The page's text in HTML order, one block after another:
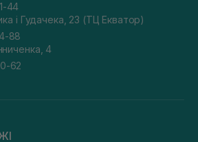
44
і Гудачека, 23 (ТЦ Екватор)
88
4
62